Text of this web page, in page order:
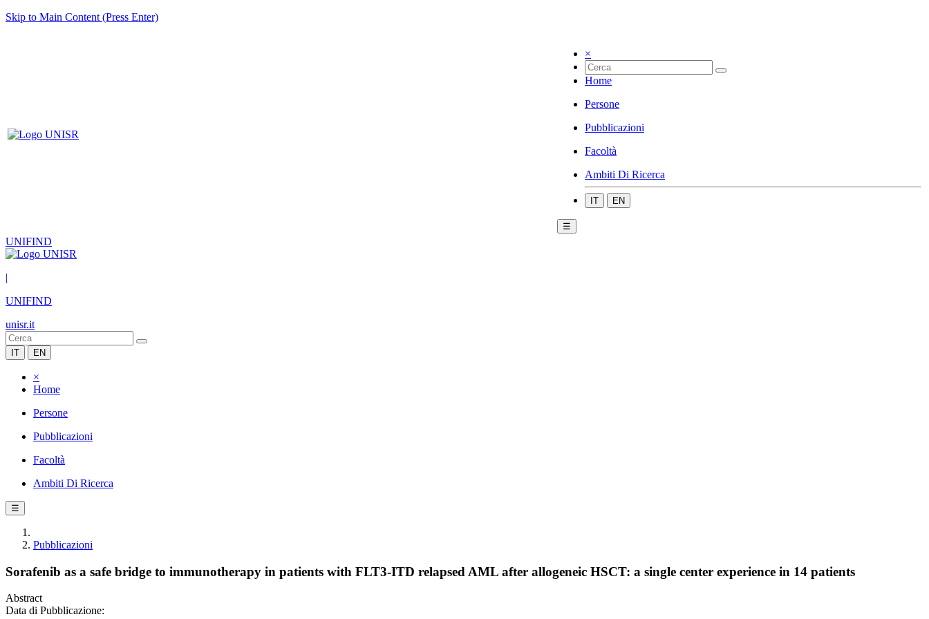
Skip to Main Content (Press Enter)
×
Home
Persone
Pubblicazioni
Facoltà
Ambiti Di Ricerca
IT EN
☰
UNIFIND
|
UNIFIND
unisr.it
IT EN
×
Home
Persone
Pubblicazioni
Facoltà
Ambiti Di Ricerca
☰
Pubblicazioni
Sorafenib as a safe bridge to immunotherapy in patients with FLT3-ITD relapsed AML after allogeneic HSCT: a single center experience in 14 patients
Abstract
Data di Pubblicazione: